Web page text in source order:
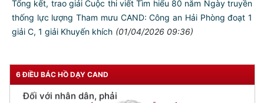
Tổng kết, trao giải Cuộc thi viết Tìm hiểu 80 năm Ngày truyền
thống lực lượng Tham mưu CAND: Công an Hải Phòng đoạt 1
giải C, 1 giải Khuyến khích (01/04/2026 09:36)
6 ĐIỀU BÁC HỒ DẠY CAND
Đối với chính phủ, phải
TUYỆT ĐỐI TRUNG THÀNH
KÍNH TRỌNG LỄ PHÉP
Đối với công việc, phải
TẬN TỤY